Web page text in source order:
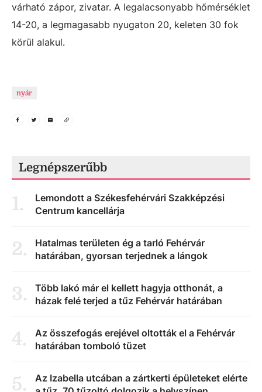
várható zápor, zivatar. A legalacsonyabb hőmérséklet
14-20, a legmagasabb nyugaton 20, keleten 30 fok
körül alakul.
nyár
Legnépszerűbb
1.
Lemondott a Székesfehérvári Szakképzési
Centrum kancellárja
2.
Hatalmas területen ég a tarló Fehérvár
határában, gyorsan terjednek a lángok
3.
Több lakó már el kellett hagyja otthonát, a
házak felé terjed a tűz Fehérvár határában
4.
Az összefogás erejével oltották el a Fehérvár
határában tomboló tüzet
5.
Az Izabella utcában a zártkerti épületeket elérte